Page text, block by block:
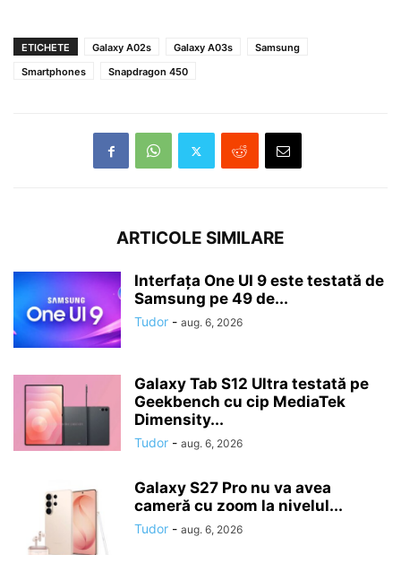
ETICHETE Galaxy A02s Galaxy A03s
Samsung
Smartphones
Snapdragon 450
ARTICOLE SIMILARE
Interfața One UI 9 este testată de
Samsung pe 49 de...
Tudor - aug. 6, 2026
Galaxy Tab S12 Ultra testată pe
Geekbench cu cip MediaTek
Dimensity...
Tudor - aug. 6, 2026
Galaxy S27 Pro nu va avea
cameră cu zoom la nivelul...
Tudor - aug. 6, 2026